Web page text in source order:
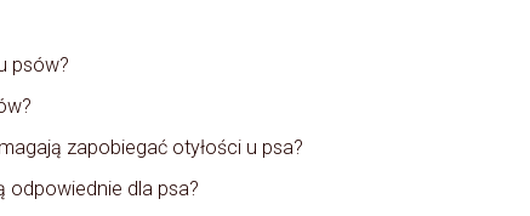
psów?
zapobiegać otyłości u psa?
odpowiednie dla psa?